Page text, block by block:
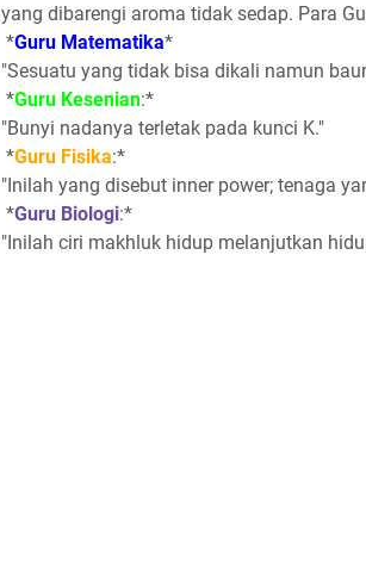
yang dibarengi aroma tidak sedap. Para
*Guru Matematika*
"Sesuatu yang tidak bisa dikali namun
*Guru Kesenian:*
"Bunyi nadanya terletak pada kunci K."
*Guru Fisika:*
"Inilah yang disebut inner power; tenaga
*Guru Biologi:*
"Inilah ciri makhluk hidup melanjutkan